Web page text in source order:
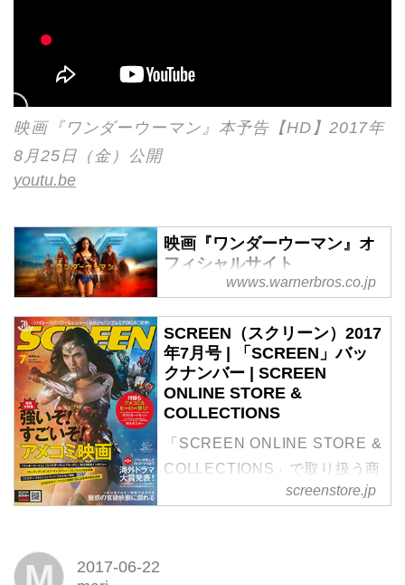
映画『ワンダーウーマン』本予告【HD】2017年
8月25日（金）公開
youtu.be
映画『ワンダーウーマン』オ
フィシャルサイト
映画『ワンダーウーマン』オフ
ィシャルサイト。8.25(fri)公開
wwws.warnerbros.co.jp
SCREEN（スクリーン）2017
年7月号 | 「SCREEN」バッ
クナンバー | SCREEN
ONLINE STORE &
COLLECTIONS
「SCREEN ONLINE STORE &
COLLECTIONS」で取り扱う商
品「SCREEN（スクリーン）
screenstore.jp
2017-06-22